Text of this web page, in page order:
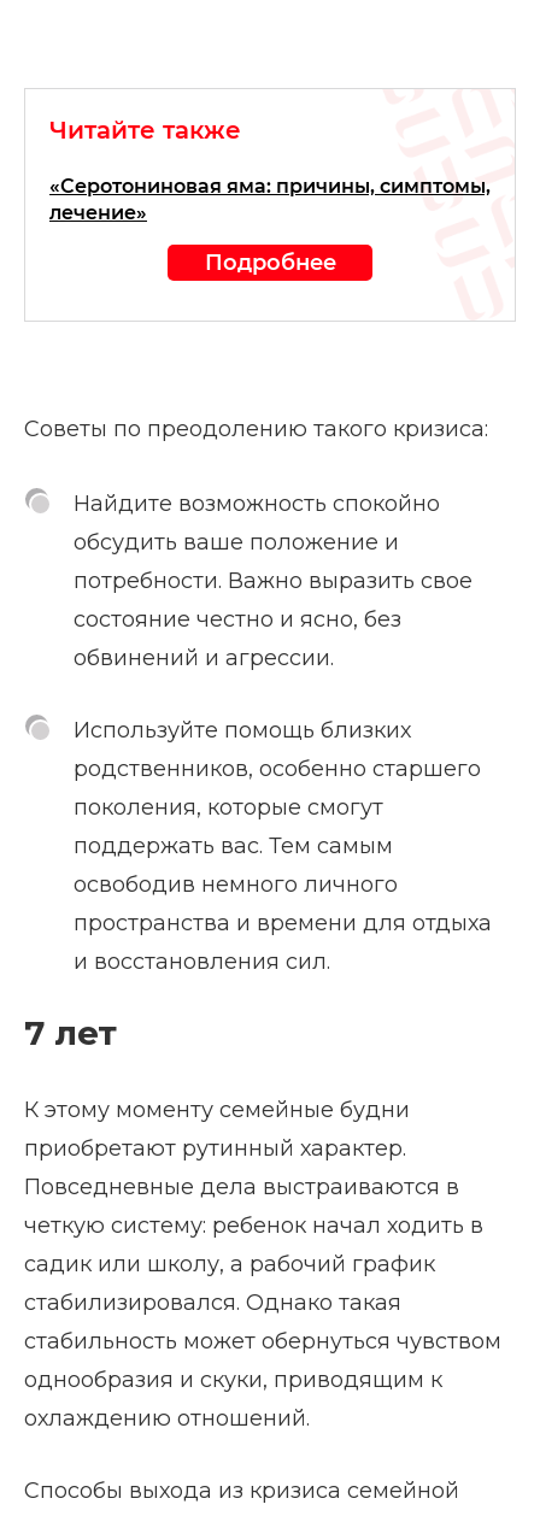
Читайте также
«Серотониновая яма: причины, симптомы,
лечение»
Подробнее
Советы по преодолению такого кризиса:
Найдите возможность спокойно
обсудить ваше положение и
потребности. Важно выразить свое
состояние честно и ясно, без
обвинений и агрессии.
Используйте помощь близких
родственников, особенно старшего
поколения, которые смогут
поддержать вас. Тем самым
освободив немного личного
пространства и времени для отдыха
и восстановления сил.
7 лет
К этому моменту семейные будни
приобретают рутинный характер.
Повседневные дела выстраиваются в
четкую систему: ребенок начал ходить в
садик или школу, а рабочий график
стабилизировался. Однако такая
стабильность может обернуться чувством
однообразия и скуки, приводящим к
охлаждению отношений.
Способы выхода из кризиса семейной